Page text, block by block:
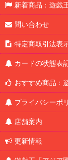
新着商品：遊戯
問い合わせ
特定商取引法表
カードの状態表
おすすめ商品：
プライバシーポ
店舗案内
更新情報